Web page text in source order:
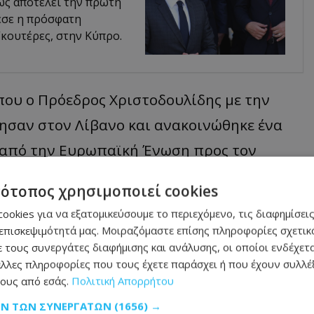
η πρόσφατη
στην Κύπρο.
ο Πρόεδρος Χριστοδουλίδης με την
στον Λίβανο και ανακοινώθηκε ένα
από την Ευρωπαϊκή Ένωση προς τον
η αντιμετώπιση των μεταναστευτικών
και ήταν μια από τις
ποτέ η χώρα του Λιβάνου», σημείωσε.
χρησιμοποιεί cookies
για να εξατομικεύσουμε το περιεχόμενο, τις
μας. Μοιραζόμαστε επίσης πληροφορίες
συνεργάτες διαφήμισης και ανάλυσης, οι οποίοι
πληροφορίες που τους έχετε παράσχει ή που έχουν
από εσάς. Πολιτική Απορρήτου
ΤΩΝ ΣΥΝΕΡΓΑΤΏΝ (1656) →